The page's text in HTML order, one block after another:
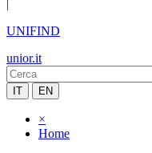
|
UNIFIND
unior.it
IT EN
×
Home